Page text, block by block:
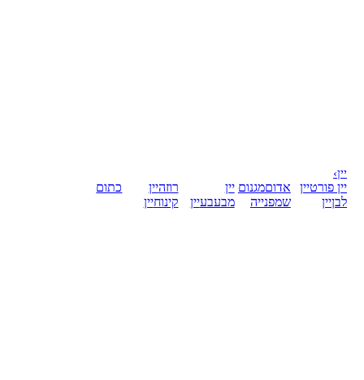
יין›
יין פורטיין
לבןיין
אדוםמגנום
שמפנייה
יין
מבעבעיין
רוזהיין
קינוחיין
כתום